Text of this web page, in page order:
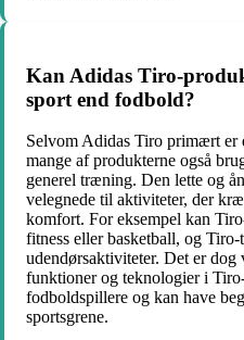
Kan Adidas Tiro-
sport end fodbold?
Selvom Adidas Tiro primært er
mange af produkterne også
generel træning. Den lette og
velegnede til aktiviteter, der
komfort. For eksempel kan
fitness eller basketball, og
udendørsaktiviteter. Det er
funktioner og teknologier i
fodboldspillere og kan have
sportsgrene.